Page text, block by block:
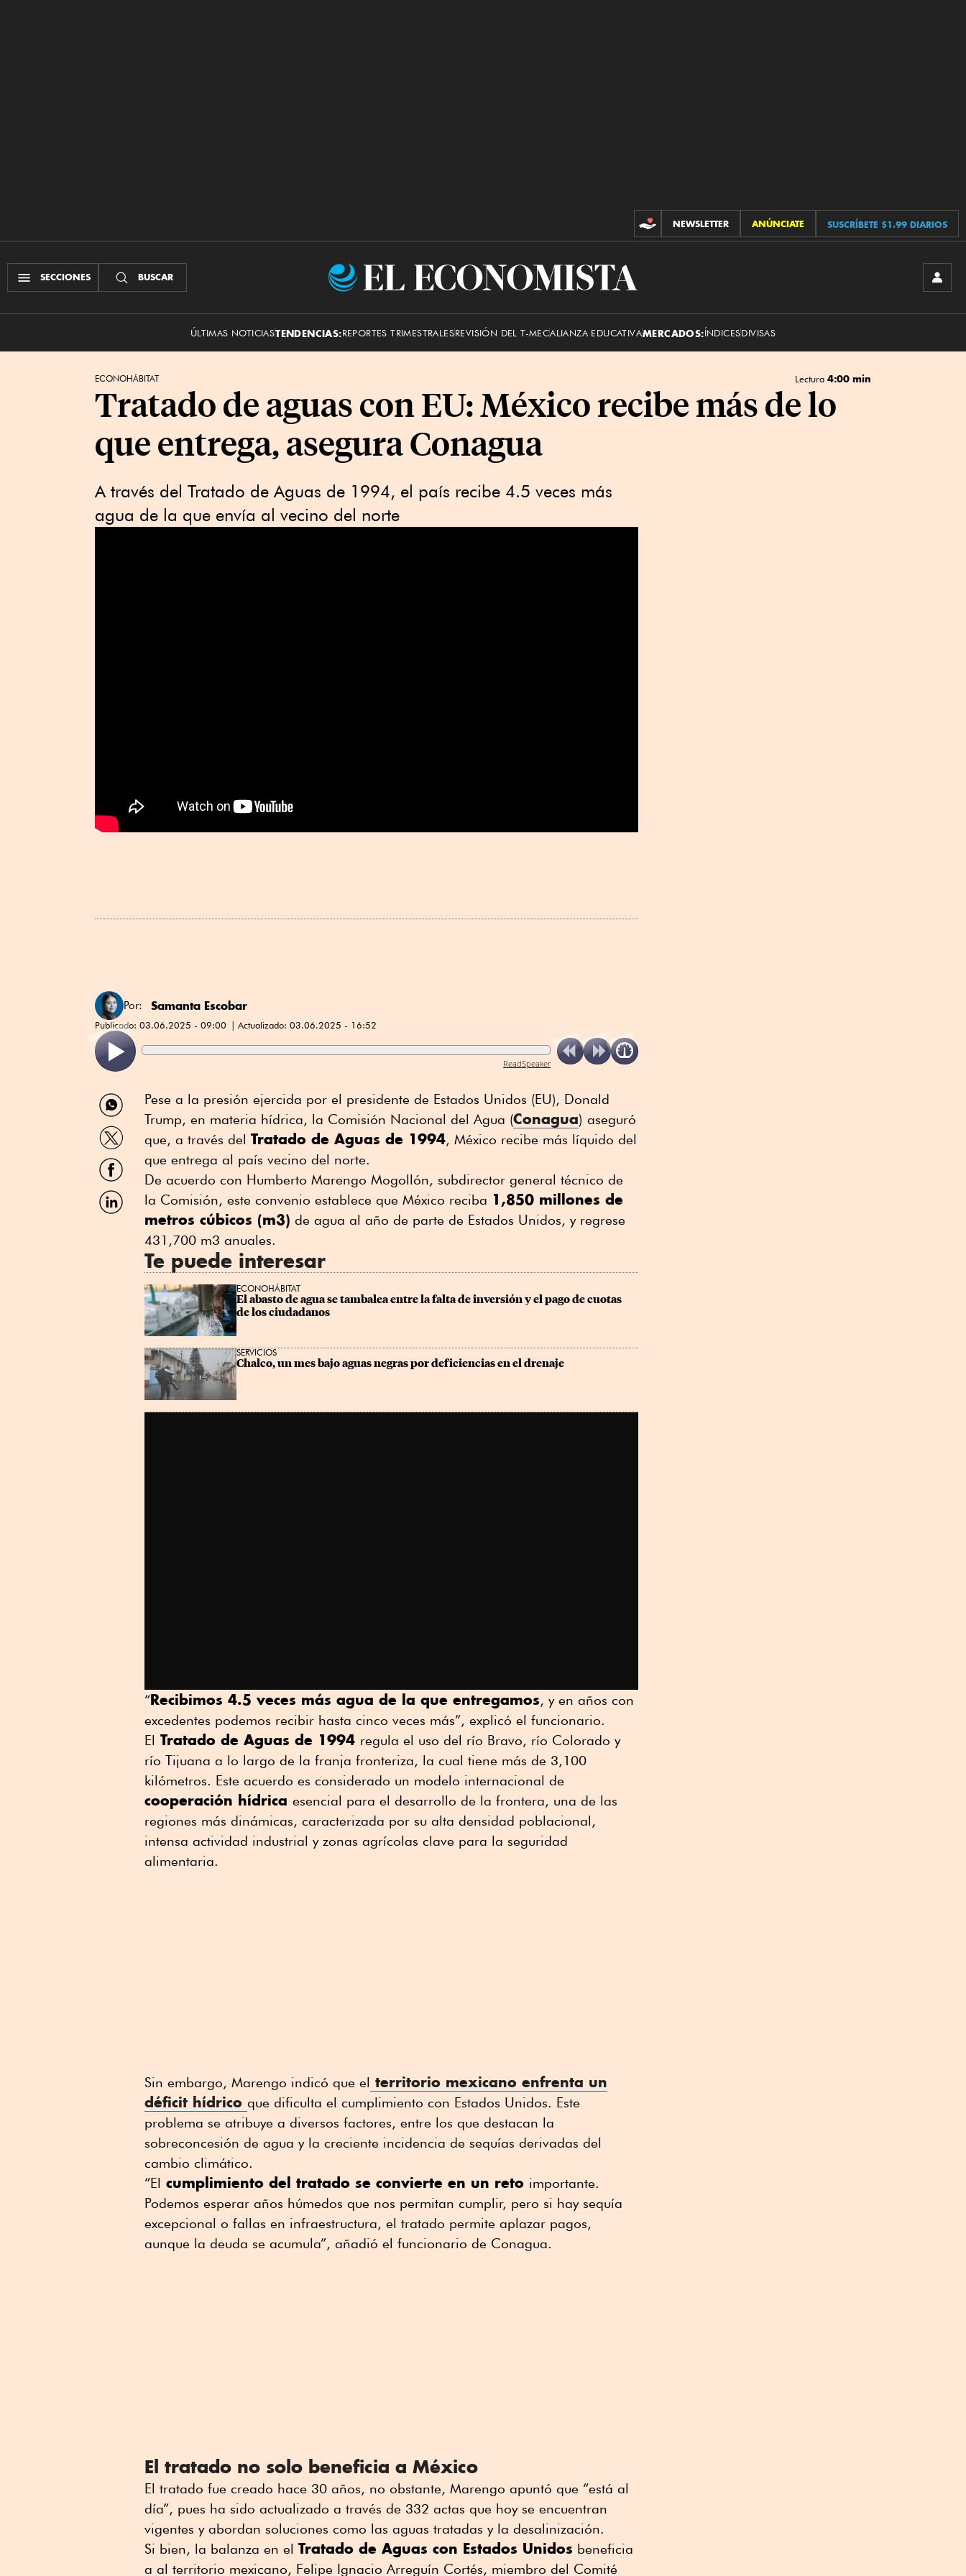
CONTRIBUCIONES
NEWSLETTER ANÚNCIATE SUSCRÍBETE $1.99 DIARIOS
SECCIONES BUSCAR
El
ÚLTIMAS NOTICIASTENDENCIAS:REPORTES TRIMESTRALESREVISIÓN DEL T-MECALIANZA EDUCATIVAMERCADOS:ÍNDICESDIVISAS
ECONOHÁBITAT Lectura 4:00 min
Tratado de aguas con EU: México recibe más de lo
que entrega, asegura Conagua
A través del Tratado de Aguas de 1994, el país recibe 4.5 veces más
agua de la que envía al vecino del norte
Por: Samanta Escobar
Publicado: 03.06.2025 - 09:00 Actualizado: 03.06.2025 - 16:52
ReadSpeaker
Compartir
por
WhatsApp
Compartir
por
Twitter
Compartir
por
Facebook
Compartir
por
Pese a la presión ejercida por el presidente de Estados Unidos (EU), Donald
Trump, en materia hídrica, la Comisión Nacional del Agua (Conagua) aseguró
que, a través del Tratado de Aguas de 1994, México recibe más líquido del
que entrega al país vecino del norte.
De acuerdo con Humberto Marengo Mogollón, subdirector general técnico de
la Comisión, este convenio establece que México reciba 1,850 millones de
metros cúbicos (m3) de agua al año de parte de Estados Unidos, y regrese
431,700 m3 anuales.
Te puede interesar
ECONOHÁBITAT
El abasto de agua se tambalea entre la falta de inversión y el pago de cuotas
de los ciudadanos
SERVICIOS
Chalco, un mes bajo aguas negras por deficiencias en el drenaje
“Recibimos 4.5 veces más agua de la que entregamos, y en años con
excedentes podemos recibir hasta cinco veces más”, explicó el funcionario.
El Tratado de Aguas de 1994 regula el uso del río Bravo, río Colorado y
río Tijuana a lo largo de la franja fronteriza, la cual tiene más de 3,100
kilómetros. Este acuerdo es considerado un modelo internacional de
cooperación hídrica esencial para el desarrollo de la frontera, una de las
regiones más dinámicas, caracterizada por su alta densidad poblacional,
intensa actividad industrial y zonas agrícolas clave para la seguridad
alimentaria.
Sin embargo, Marengo indicó que el territorio mexicano enfrenta un
déficit hídrico que dificulta el cumplimiento con Estados Unidos. Este
problema se atribuye a diversos factores, entre los que destacan la
sobreconcesión de agua y la creciente incidencia de sequías derivadas del
cambio climático.
“El cumplimiento del tratado se convierte en un reto importante.
Podemos esperar años húmedos que nos permitan cumplir, pero si hay sequía
excepcional o fallas en infraestructura, el tratado permite aplazar pagos,
aunque la deuda se acumula”, añadió el funcionario de Conagua.
El tratado no solo beneficia a México
El tratado fue creado hace 30 años, no obstante, Marengo apuntó que “está al
día”, pues ha sido actualizado a través de 332 actas que hoy se encuentran
vigentes y abordan soluciones como las aguas tratadas y la desalinización.
Si bien, la balanza en el Tratado de Aguas con Estados Unidos beneficia
a al territorio mexicano, Felipe Ignacio Arreguín Cortés, miembro del Comité